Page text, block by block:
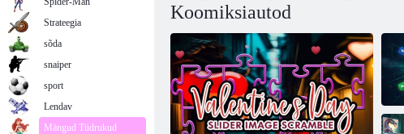
Koomiksiautod
Strateegia
sõda
snaiper
sport
Lendav
Mängud Tüdrukud